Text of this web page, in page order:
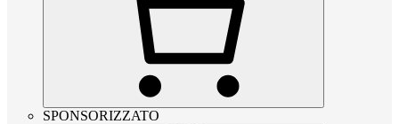
SPONSORIZZATO